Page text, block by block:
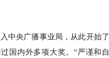
中央广播事业局，从此开始了
国内外多项大奖。“严谨和自